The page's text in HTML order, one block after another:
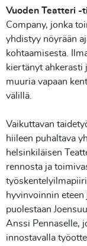
Vuoden Teatteri -
Company, jonka
yhdistyy nöyrään
kohtaamisesta.
kiertänyt ahkerasti
muuria vapaan
välillä.
Vaikuttavan
hiileen puhaltava
helsinkiläisen
rennosta ja
hyvinvoinnin eteen
puolestaan
Anssi Pennaselle,
innostavalla